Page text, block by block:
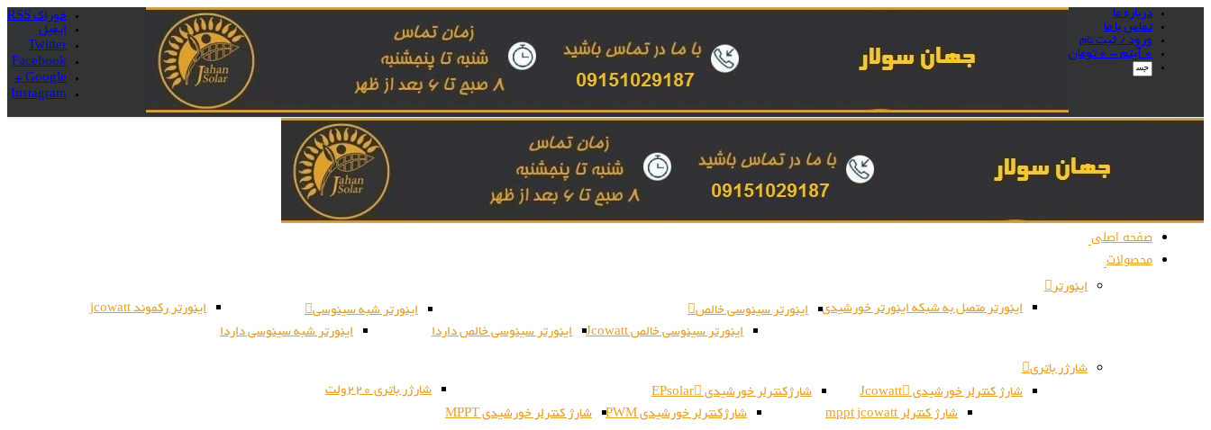
درباره ما
تماس با ما
ورود / ثبت نام
0 آیتم -
0 تومان
خوراک RSS
ایمیل
Twitter
Facebook
Google +
Instagram
صفحه اصلی
محصولات
اینورتر
اینورتر متصل به شبکه اینورتر خورشیدی
اینورتر سینوسی خالص
اینورتر سینوسی خالص Jcowatt
اینورتر سینوسی خالص داردا
اینورتر شبه سینوسی
اینورتر شبه سینوسی داردا
اینورتر رکموند jcowatt
شارژر باتری
شارژ کنترلر خورشیدی Jcowatt
شارژ کنترلر mppt jcowatt
شارژکنترلر خورشیدی EPsolar
شارژکنترلر خورشیدی PWM
شارژ کنترلر خورشیدی MPPT
شارژر باتری 220ولت